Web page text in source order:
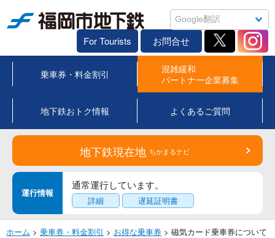
For Tourists お問合せ
乗車券・料金割引
混雑緩和
パートナー企業募集
地下鉄おトク情報 よくあるご質問
地下鉄現在地 ちかまるナビ
運行情報
通常運行しています。
詳細 遅延証明書
ホーム > 乗車券・料金割引 > お得な乗車券 > 磁気カード乗車券について